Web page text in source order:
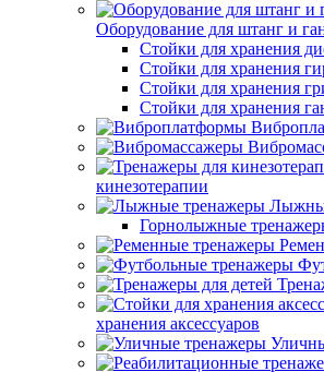
Оборудование для штанг и
Стойки для хранения
Стойки для хранения
Стойки для хранения
Стойки для хранения
кинезотерапии
Горнолыжные
хранения аксессуаров